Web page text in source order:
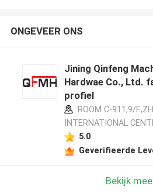
ONGEVEER ONS
Jining Qinfeng
Hardwae Co., Ltd.
profiel
ROOM C-911,9/
INTERNATIONAL
5.0
Geverifieerde
Bekijk